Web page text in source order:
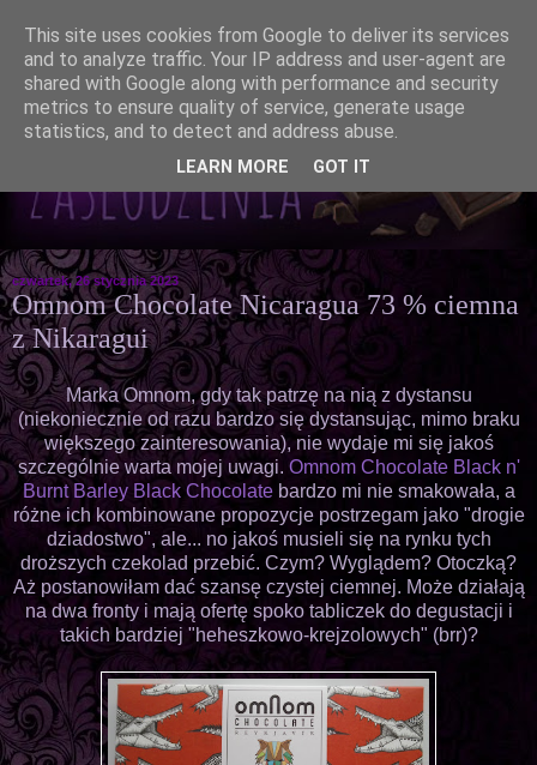
czwartek, 26 stycznia 2023
Omnom Chocolate Nicaragua 73 % ciemna
z Nikaragui
Marka Omnom, gdy tak patrzę na nią z dystansu
(niekoniecznie od razu bardzo się dystansując, mimo braku
większego zainteresowania), nie wydaje mi się jakoś
szczególnie warta mojej uwagi. Omnom Chocolate Black n'
Burnt Barley Black Chocolatebardzo mi nie smakowała, a
różne ich kombinowane propozycje postrzegam jako "drogie
dziadostwo", ale... no jakoś musieli się na rynku tych
droższych czekolad przebić. Czym? Wyglądem? Otoczką?
Aż postanowiłam dać szansę czystej ciemnej. Może działają
na dwa fronty i mają ofertę spoko tabliczek do degustacji i
takich bardziej "heheszkowo-krejzolowych" (brr)?
This site uses cookies from Google to deliver its services
and to analyze traffic. Your IP address and user-agent are
shared with Google along with performance and security
metrics to ensure quality of service, generate usage
statistics, and to detect and address abuse.
LEARN MORE GOT IT